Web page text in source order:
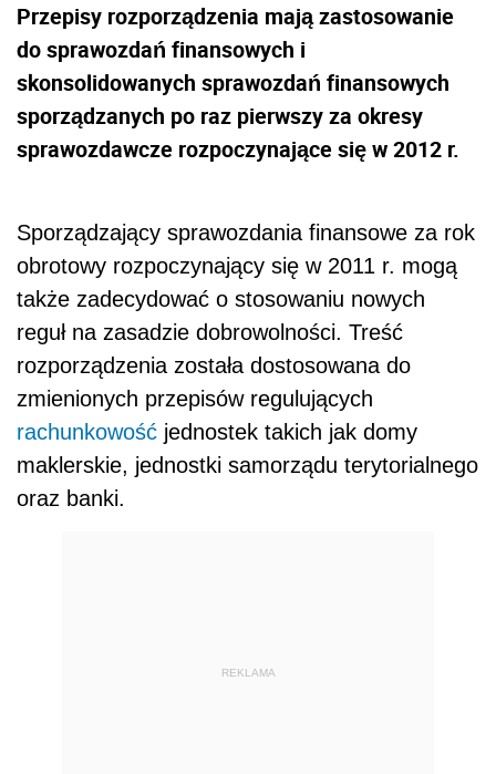
Przepisy rozporządzenia mają zastosowanie
do sprawozdań finansowych i
skonsolidowanych sprawozdań finansowych
sporządzanych po raz pierwszy za okresy
sprawozdawcze rozpoczynające się w 2012 r.
Sporządzający sprawozdania finansowe za rok
obrotowy rozpoczynający się w 2011 r. mogą
także zadecydować o stosowaniu nowych
reguł na zasadzie dobrowolności. Treść
rozporządzenia została dostosowana do
zmienionych przepisów regulujących
rachunkowość jednostek takich jak domy
maklerskie, jednostki samorządu terytorialnego
oraz banki.
REKLAMA